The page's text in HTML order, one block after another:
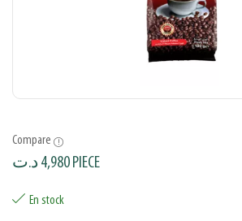
Compare
4,980د.ت PIECE
En stock